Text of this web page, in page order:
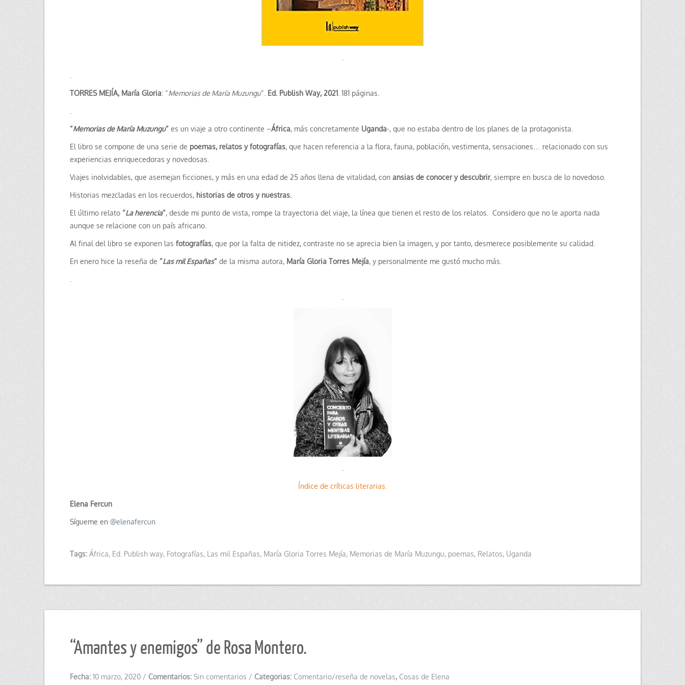
TORRES MEJÍA, María Gloria: “Memorias de María Muzungu“. Ed. Publish Way, 2021 . 181 páginas.
“Memorias de María Muzungu“ es un viaje a otro continente –África, más concretamente Uganda-, que no estaba dentro de los planes de la protagonista.
El libro se compone de una serie de poemas, relatos y fotografías, que hacen referencia a la flora, fauna, población, vestimenta, sensaciones… relacionado con sus
experiencias enriquecedoras y novedosas.
Viajes inolvidables, que asemejan ficciones, y más en una edad de 25 años llena de vitalidad, con ansias de conocer y descubrir, siempre en busca de lo novedoso.
Historias mezcladas en los recuerdos, historias de otros y nuestras.
El último relato “La herencia“, desde mi punto de vista, rompe la trayectoria del viaje, la línea que tienen el resto de los relatos. Considero que no le aporta nada
aunque se relacione con un país africano.
Al final del libro se exponen las fotografías, que por la falta de nitidez, contraste no se aprecia bien la imagen, y por tanto, desmerece posiblemente su calidad.
En enero hice la reseña de “Las mil Españas“ de la misma autora, María Gloria Torres Mejía, y personalmente me gustó mucho más.
Índice de críticas literarias.
Elena Fercun
Sígueme en @elenafercun
Tags: África, Ed. Publish way, Fotografías, Las mil Españas, María Gloria Torres Mejía, Memorias de María Muzungu, poemas, Relatos, Uganda
“Amantes y enemigos” de Rosa Montero.
Fecha: 10 marzo, 2020 / Comentarios: Sin comentarios / Categorias: Comentario/reseña de novelas, Cosas de Elena